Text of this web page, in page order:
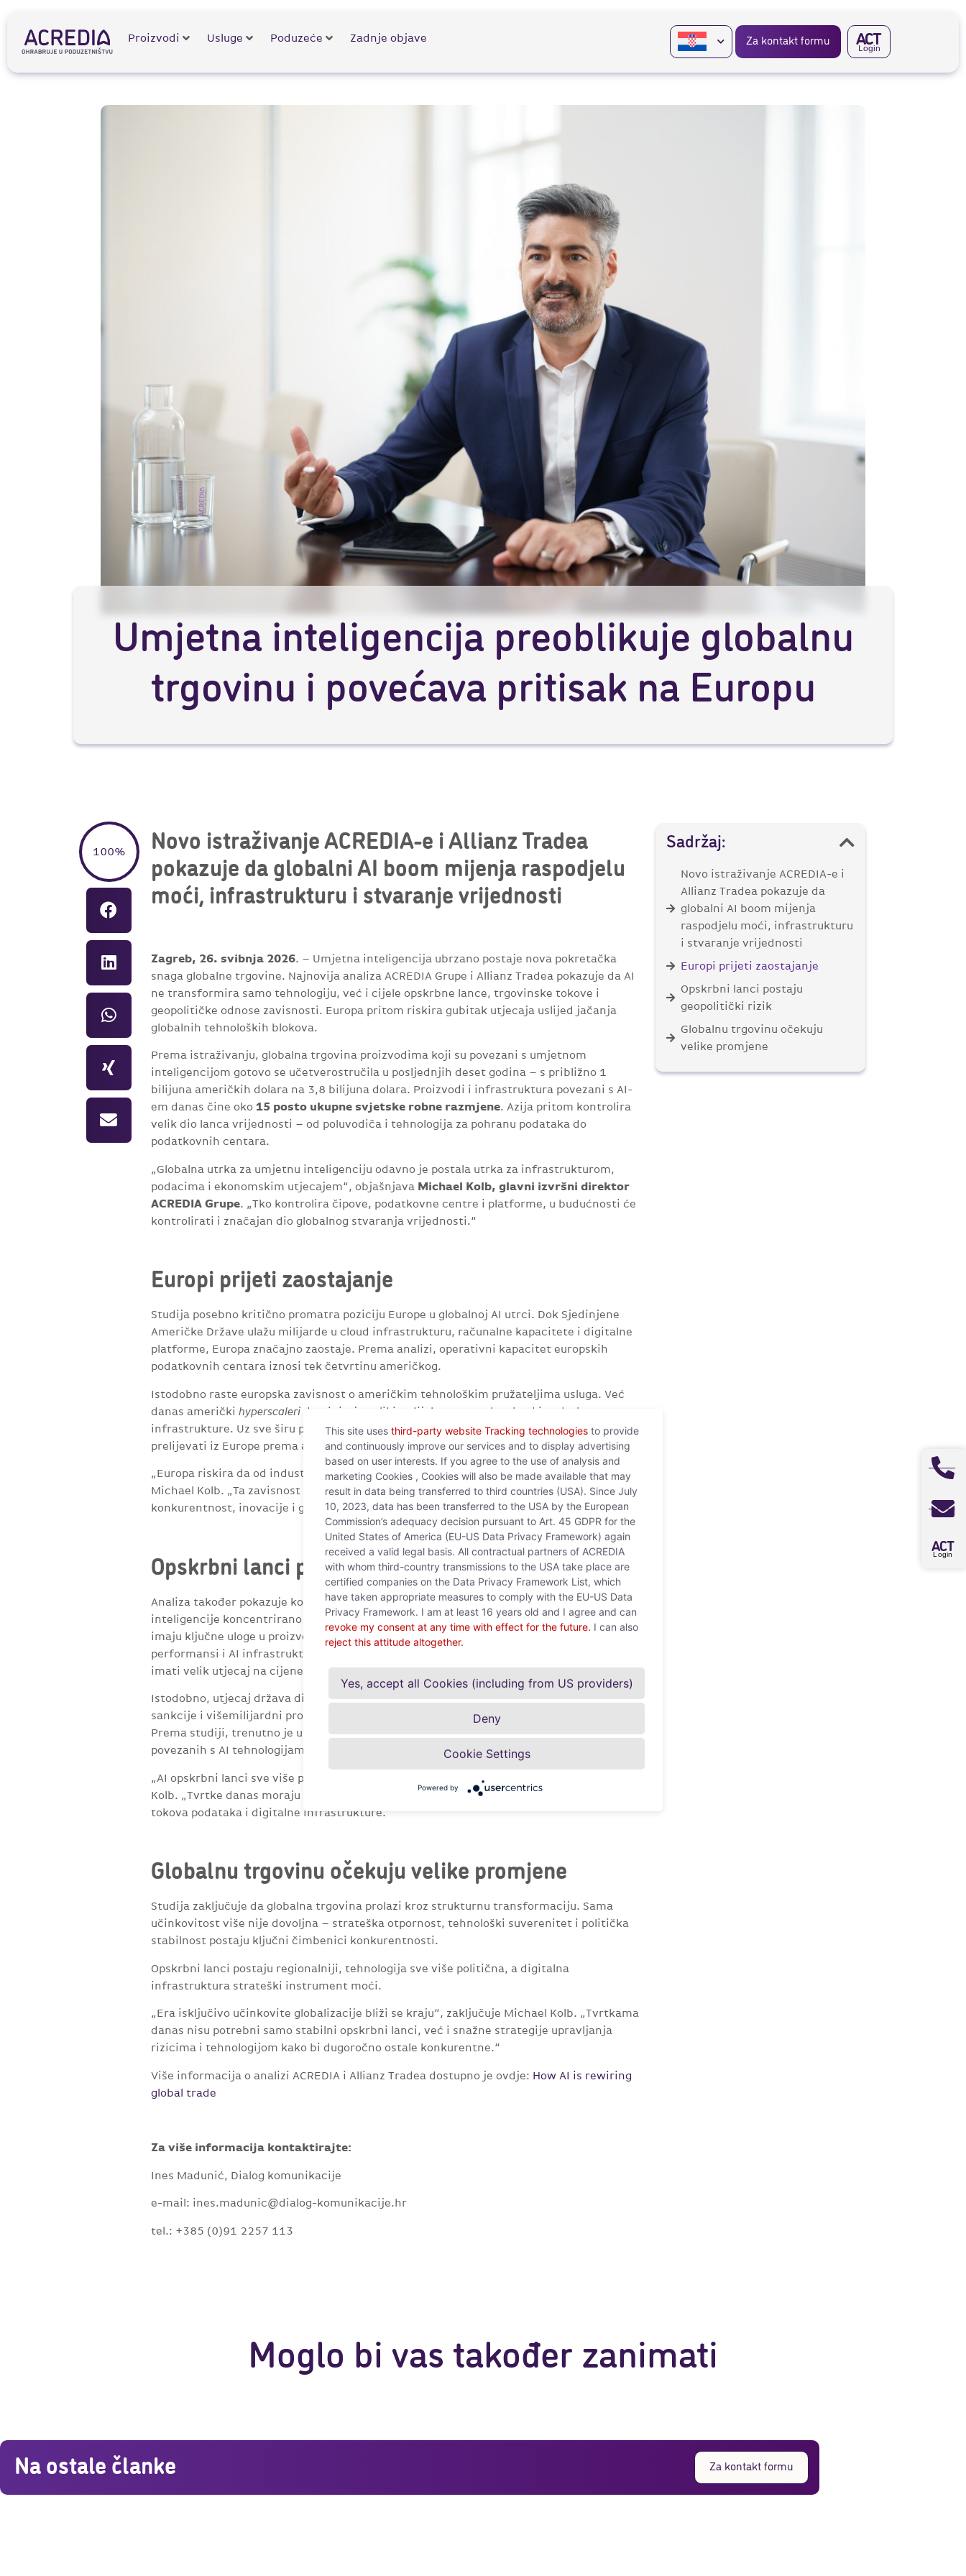
A CT
Login
Proizvodi Usluge Poduzeće Zadnje objave Za kontakt formu A CT
Login
Umjetna inteligencija preoblikuje globalnu
trgovinu i povećava pritisak na Europu
100%
Novo istraživanje ACREDIA-e i Allianz Tradea
pokazuje da globalni AI boom mijenja raspodjelu
moći, infrastrukturu i stvaranje vrijednosti
Zagreb, 26. svibnja 2026. – Umjetna inteligencija ubrzano postaje nova pokretačka
snaga globalne trgovine. Najnovija analiza ACREDIA Grupe i Allianz Tradea pokazuje da AI
ne transformira samo tehnologiju, već i cijele opskrbne lance, trgovinske tokove i
geopolitičke odnose zavisnosti. Europa pritom riskira gubitak utjecaja uslijed jačanja
globalnih tehnoloških blokova.
Prema istraživanju, globalna trgovina proizvodima koji su povezani s umjetnom
inteligencijom gotovo se učetverostručila u posljednjih deset godina – s približno 1
bilijuna američkih dolara na 3,8 bilijuna dolara. Proizvodi i infrastruktura povezani s AI-
em danas čine oko 15 posto ukupne svjetske robne razmjene. Azija pritom kontrolira
velik dio lanca vrijednosti – od poluvodiča i tehnologija za pohranu podataka do
podatkovnih centara.
„Globalna utrka za umjetnu inteligenciju odavno je postala utrka za infrastrukturom,
podacima i ekonomskim utjecajem“, objašnjava Michael Kolb, glavni izvršni direktor
ACREDIA Grupe. „Tko kontrolira čipove, podatkovne centre i platforme, u budućnosti će
kontrolirati i značajan dio globalnog stvaranja vrijednosti.“
Europi prijeti zaostajanje
Studija posebno kritično promatra poziciju Europe u globalnoj AI utrci. Dok Sjedinjene
Američke Države ulažu milijarde u cloud infrastrukturu, računalne kapacitete i digitalne
platforme, Europa značajno zaostaje. Prema analizi, operativni kapacitet europskih
podatkovnih centara iznosi tek četvrtinu američkog.
Istodobno raste europska zavisnost o američkim tehnološkim pružateljima usluga. Već
danas američkihyperscaleri dominiraju velikim dijelom europske cloud i podatkovne
infrastrukture. Uz sve širu primjenu AI usluga, milijarde eura mogle bi se svake godine
prelijevati iz Europe prema američkim pružateljima usluga.
„Europa riskira da od industrijskog središta postane digitalni podstanar“, upozorava
Michael Kolb. „Ta zavisnost više ne utječe samo na tehnologiju, već sve više i na
konkurentnost, inovacije i gospodarski suverenitet.“
Opskrbni lanci postaju geopolitički rizik
Analiza također pokazuje koliko je globalno stvaranje vrijednosti u području umjetne
inteligencije koncentrirano u svega nekoliko regija. Tajvan, Južna Koreja, Kina i SAD
imaju ključne uloge u proizvodnji poluvodiča, memorijskih tehnologija visokih
performansi i AI infrastrukture. Političke napetosti ili trgovinski sukobi stoga bi mogli
imati velik utjecaj na cijene, dostupnost i opskrbne lance.
Istodobno, utjecaj država diljem svijeta značajno raste. Izvozne kontrole, tehnološke
sankcije i višemilijardni programi subvencija dodatno pojačavaju globalnu konkurenciju.
Prema studiji, trenutno je u svijetu na snazi više od 3.600 mjera industrijske politike
povezanih s AI tehnologijama.
„AI opskrbni lanci sve više postaju geopolitičko središte globalnog gospodarstva“, kaže
Kolb. „Tvrtke danas moraju mnogo šire promišljati rizike – od sirovina i dobavljača do
tokova podataka i digitalne infrastrukture.“
Globalnu trgovinu očekuju velike promjene
Studija zaključuje da globalna trgovina prolazi kroz strukturnu transformaciju. Sama
učinkovitost više nije dovoljna – strateška otpornost, tehnološki suverenitet i politička
stabilnost postaju ključni čimbenici konkurentnosti.
Opskrbni lanci postaju regionalniji, tehnologija sve više politična, a digitalna
infrastruktura strateški instrument moći.
„Era isključivo učinkovite globalizacije bliži se kraju“, zaključuje Michael Kolb. „Tvrtkama
danas nisu potrebni samo stabilni opskrbni lanci, već i snažne strategije upravljanja
rizicima i tehnologijom kako bi dugoročno ostale konkurentne.“
Više informacija o analizi ACREDIA i Allianz Tradea dostupno je ovdje: How AI is rewiring
global trade
Za više informacija kontaktirajte:
Ines Madunić, Dialog komunikacije
e-mail: ines.madunic@dialog-komunikacije.hr
tel.: +385 (0)91 2257 113
Sadržaj:
Novo istraživanje ACREDIA-e i
Allianz Tradea pokazuje da
globalni AI boom mijenja
raspodjelu moći, infrastrukturu
i stvaranje vrijednosti
Europi prijeti zaostajanje
Opskrbni lanci postaju
geopolitički rizik
Globalnu trgovinu očekuju
velike promjene
Moglo bi vas također zanimati
Na ostale članke Za kontakt formu
This site uses third-party website Tracking technologies to provide
and continuously improve our services and to display advertising
based on user interests. If you agree to the use of analysis and
marketing Cookies , Cookies will also be made available that may
result in data being transferred to third countries (USA). Since July
10, 2023, data has been transferred to the USA by the European
Commission’s adequacy decision pursuant to Art. 45 GDPR for the
United States of America (EU-US Data Privacy Framework) again
received a valid legal basis. All contractual partners of ACREDIA
with whom third-country transmissions to the USA take place are
certified companies on the Data Privacy Framework List, which
have taken appropriate measures to comply with the EU-US Data
Privacy Framework. I am at least 16 years old and I agree and can
revoke my consent at any time with effect for the future. I can also
reject this attitude altogether.
Yes, accept all Cookies (including from US providers)
Deny
Cookie Settings
Powered by